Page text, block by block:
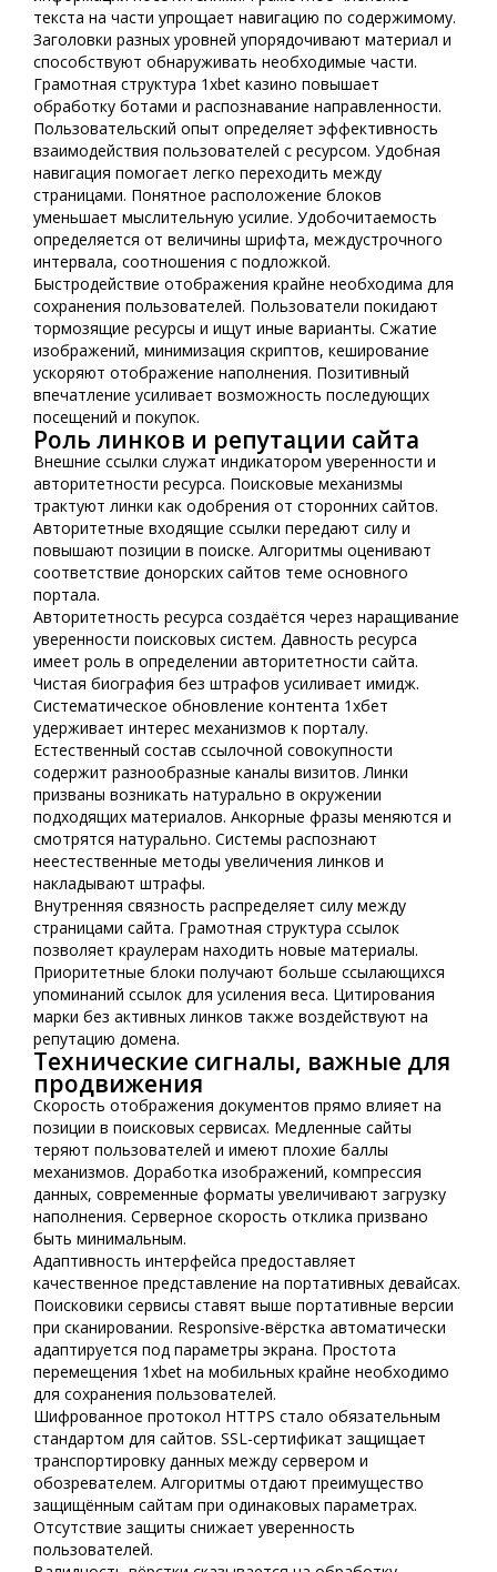
текста на части упрощает навигацию по содержимому.
Заголовки разных уровней упорядочивают материал и
способствуют обнаруживать необходимые части.
Грамотная структура 1xbet казино повышает
обработку ботами и распознавание направленности.
Пользовательский опыт определяет эффективность
взаимодействия пользователей с ресурсом. Удобная
навигация помогает легко переходить между
страницами. Понятное расположение блоков
уменьшает мыслительную усилие. Удобочитаемость
определяется от величины шрифта, междустрочного
интервала, соотношения с подложкой.
Быстродействие отображения крайне необходима для
сохранения пользователей. Пользователи покидают
тормозящие ресурсы и ищут иные варианты. Сжатие
изображений, минимизация скриптов, кеширование
ускоряют отображение наполнения. Позитивный
впечатление усиливает возможность последующих
посещений и покупок.
Роль линков и репутации сайта
Внешние ссылки служат индикатором уверенности и
авторитетности ресурса. Поисковые механизмы
трактуют линки как одобрения от сторонних сайтов.
Авторитетные входящие ссылки передают силу и
повышают позиции в поиске. Алгоритмы оценивают
соответствие донорских сайтов теме основного
портала.
Авторитетность ресурса создаётся через наращивание
уверенности поисковых систем. Давность ресурса
имеет роль в определении авторитетности сайта.
Чистая биография без штрафов усиливает имидж.
Систематическое обновление контента 1хбет
удерживает интерес механизмов к порталу.
Естественный состав ссылочной совокупности
содержит разнообразные каналы визитов. Линки
призваны возникать натурально в окружении
подходящих материалов. Анкорные фразы меняются и
смотрятся натурально. Системы распознают
неестественные методы увеличения линков и
накладывают штрафы.
Внутренняя связность распределяет силу между
страницами сайта. Грамотная структура ссылок
позволяет краулерам находить новые материалы.
Приоритетные блоки получают больше ссылающихся
упоминаний ссылок для усиления веса. Цитирования
марки без активных линков также воздействуют на
репутацию домена.
Технические сигналы, важные для
продвижения
Скорость отображения документов прямо влияет на
позиции в поисковых сервисах. Медленные сайты
теряют пользователей и имеют плохие баллы
механизмов. Доработка изображений, компрессия
данных, современные форматы увеличивают загрузку
наполнения. Серверное скорость отклика призвано
быть минимальным.
Адаптивность интерфейса предоставляет
качественное представление на портативных девайсах.
Поисковики сервисы ставят выше портативные версии
при сканировании. Responsive-вёрстка автоматически
адаптируется под параметры экрана. Простота
перемещения 1xbet на мобильных крайне необходимо
для сохранения пользователей.
Шифрованное протокол HTTPS стало обязательным
стандартом для сайтов. SSL-сертификат защищает
транспортировку данных между сервером и
обозревателем. Алгоритмы отдают преимущество
защищённым сайтам при одинаковых параметрах.
Отсутствие защиты снижает уверенность
пользователей.